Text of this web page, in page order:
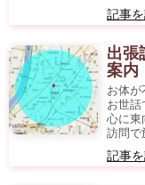
記事
出張
案内
お体が
お世話
心に東
訪問で
記事